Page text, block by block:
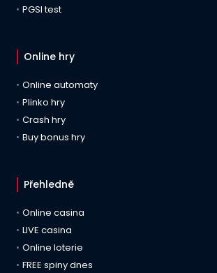
PGSI test
Online hry
Online automaty
Plinko hry
Crash hry
Buy bonus hry
Přehledně
Online casina
LIVE casina
Online loterie
FREE spiny dnes